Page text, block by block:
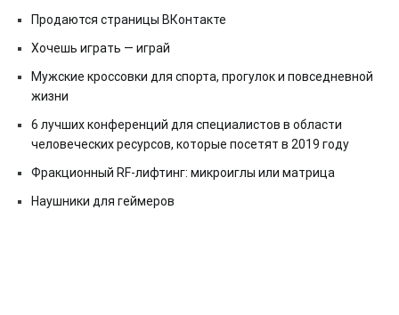
Продаются страницы ВКонтакте
Хочешь играть — играй
Мужские кроссовки для спорта, прогулок и повседневной
жизни
6 лучших конференций для специалистов в области
человеческих ресурсов, которые посетят в 2019 году
Фракционный RF-лифтинг: микроиглы или матрица
Наушники для геймеров